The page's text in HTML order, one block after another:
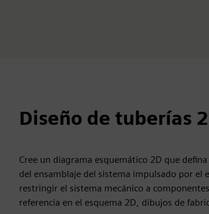
Diseño de tuberías
Cree un diagrama esquemático 2D que
del ensamblaje del sistema impulsado por el
restringir el sistema mecánico a
referencia en el esquema 2D, dibujos de